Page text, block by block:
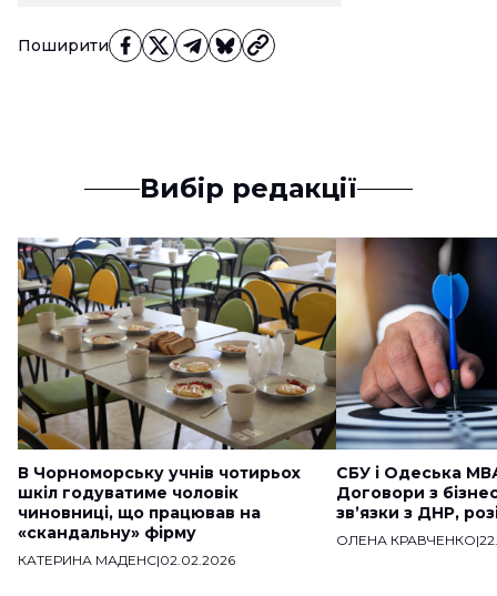
Поширити
Вибір редакції
В Чорноморську учнів чотирьох
шкіл годуватиме чоловік
чиновниці, що працював на
«скандальну» фірму
КАТЕРИНА МАДЕНС|02.02.2026
СБУ і Одеська
Договори з
звʼязки з ДНР,
ОЛЕНА КРАВЧЕНКО|